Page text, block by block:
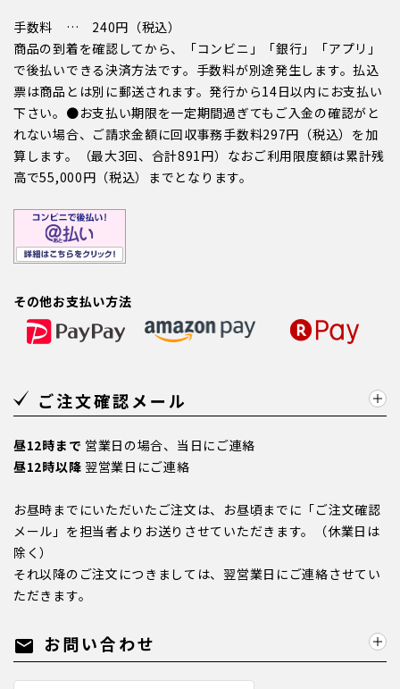
手数料 … 240円（税込）
商品の到着を確認してから、「コンビニ」「銀行」「アプリ」
で後払いできる決済方法です。手数料が別途発生します。払込
票は商品とは別に郵送されます。発行から14日以内にお支払い
下さい。●お支払い期限を一定期間過ぎてもご入金の確認がと
れない場合、ご請求金額に回収事務手数料297円（税込）を加
算します。（最大3回、合計891円）なおご利用限度額は累計残
高で55,000円（税込）までとなります。
その他お支払い方法
ご注文確認メール
昼12時まで 営業日の場合、当日にご連絡
昼12時以降 翌営業日にご連絡
お昼時までにいただいたご注文は、お昼頃までに「ご注文確認
メール」を担当者よりお送りさせていただきます。（休業日は
除く）
それ以降のご注文につきましては、翌営業日にご連絡させてい
ただきます。
mail お問い合わせ